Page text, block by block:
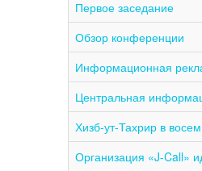
Первое заседание
Обзор конференции
Информационная
Центральная
Хизб-ут-Тахрир в
Организация «J-Call»